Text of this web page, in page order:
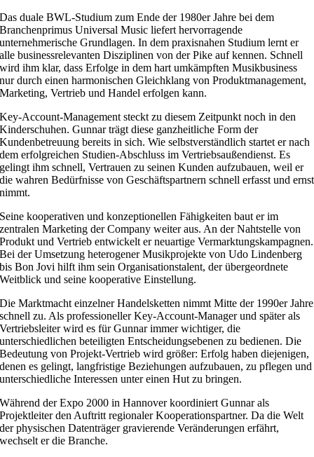
Das duale BWL-Studium zum Ende der 1980er Jahre bei dem
Branchenprimus Universal Music liefert hervorragende
unternehmerische Grundlagen. In dem praxisnahen Studium lernt er
alle businessrelevanten Disziplinen von der Pike auf kennen. Schnell
wird ihm klar, dass Erfolge in dem hart umkämpften Musikbusiness
nur durch einen harmonischen Gleichklang von Produktmanagement,
Marketing, Vertrieb und Handel erfolgen kann.
Key-Account-Management steckt zu diesem Zeitpunkt noch in den
Kinderschuhen. Gunnar trägt diese ganzheitliche Form der
Kundenbetreuung bereits in sich. Wie selbstverständlich startet er nach
dem erfolgreichen Studien-Abschluss im Vertriebsaußendienst. Es
gelingt ihm schnell, Vertrauen zu seinen Kunden aufzubauen, weil er
die wahren Bedürfnisse von Geschäftspartnern schnell erfasst und ernst
nimmt.
Seine kooperativen und konzeptionellen Fähigkeiten baut er im
zentralen Marketing der Company weiter aus. An der Nahtstelle von
Produkt und Vertrieb entwickelt er neuartige Vermarktungskampagnen.
Bei der Umsetzung heterogener Musikprojekte von Udo Lindenberg
bis Bon Jovi hilft ihm sein Organisationstalent, der übergeordnete
Weitblick und seine kooperative Einstellung.
Die Marktmacht einzelner Handelsketten nimmt Mitte der 1990er Jahre
schnell zu. Als professioneller Key-Account-Manager und später als
Vertriebsleiter wird es für Gunnar immer wichtiger, die
unterschiedlichen beteiligten Entscheidungsebenen zu bedienen. Die
Bedeutung von Projekt-Vertrieb wird größer: Erfolg haben diejenigen,
denen es gelingt, langfristige Beziehungen aufzubauen, zu pflegen und
unterschiedliche Interessen unter einen Hut zu bringen.
Während der Expo 2000 in Hannover koordiniert Gunnar als
Projektleiter den Auftritt regionaler Kooperationspartner. Da die Welt
der physischen Datenträger gravierende Veränderungen erfährt,
wechselt er die Branche.